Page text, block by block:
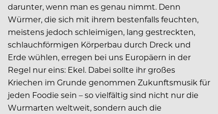
darunter, wenn man es genau nimmt. Denn
Würmer, die sich mit ihrem bestenfalls feuchten,
meistens jedoch schleimigen, lang gestreckten,
schlauchförmigen Körperbau durch Dreck und
Erde wühlen, erregen bei uns Europäern in der
Regel nur eins: Ekel. Dabei sollte ihr großes
Kriechen im Grunde genommen Zukunftsmusik für
jeden Foodie sein – so vielfältig sind nicht nur die
Wurmarten weltweit, sondern auch die